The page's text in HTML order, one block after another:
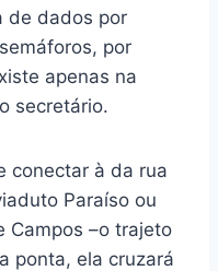
de dados por
por
apenas na
secretário.
conectar à da rua
Paraíso ou
Campos –o trajeto
ponta, ela cruzará